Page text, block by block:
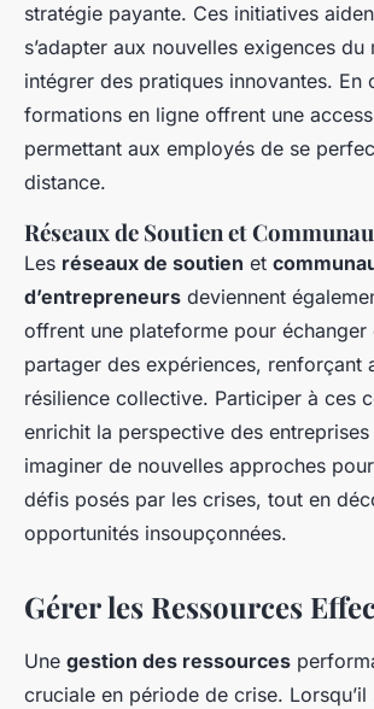
stratégie payante. Ces initiatives
s’adapter aux nouvelles exigences du
intégrer des pratiques innovantes. En
formations en ligne offrent une
permettant aux employés de se
distance.
Réseaux de Soutien et
Les réseaux de soutien et
d’entrepreneurs deviennent
offrent une plateforme pour échanger
partager des expériences, renforçant
résilience collective. Participer à ces
enrichit la perspective des
imaginer de nouvelles approches
défis posés par les crises, tout en
opportunités insoupçonnées.
Gérer les Ressources
Une gestion des ressources
cruciale en période de crise. Lorsqu’il